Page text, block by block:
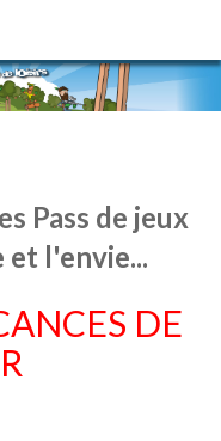
Pass de jeux
et l'envie...
DE